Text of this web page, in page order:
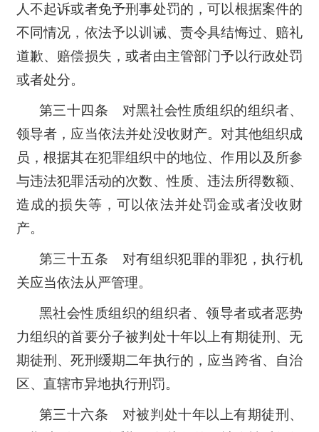
人不起诉或者免予刑事处罚的，可以根据案件的
不同情况，依法予以训诫、责令具结悔过、赔礼
道歉、赔偿损失，或者由主管部门予以行政处罚
或者处分。
第三十四条 对黑社会性质组织的组织者、
领导者，应当依法并处没收财产。对其他组织成
员，根据其在犯罪组织中的地位、作用以及所参
与违法犯罪活动的次数、性质、违法所得数额、
造成的损失等，可以依法并处罚金或者没收财
产。
第三十五条 对有组织犯罪的罪犯，执行机
关应当依法从严管理。
黑社会性质组织的组织者、领导者或者恶势
力组织的首要分子被判处十年以上有期徒刑、无
期徒刑、死刑缓期二年执行的，应当跨省、自治
区、直辖市异地执行刑罚。
第三十六条 对被判处十年以上有期徒刑、